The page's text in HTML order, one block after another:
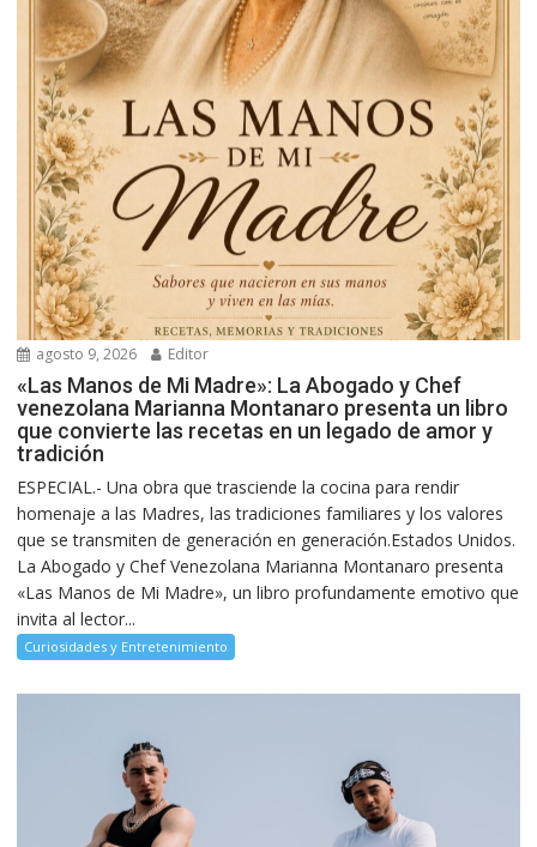
agosto 9, 2026 Editor
«Las Manos de Mi Madre»: La Abogado y Chef
venezolana Marianna Montanaro presenta un libro
que convierte las recetas en un legado de amor y
tradición
ESPECIAL.- Una obra que trasciende la cocina para rendir
homenaje a las Madres, las tradiciones familiares y los valores
que se transmiten de generación en generación.Estados Unidos.
La Abogado y Chef Venezolana Marianna Montanaro presenta
«Las Manos de Mi Madre», un libro profundamente emotivo que
invita al lector...
Curiosidades y Entretenimiento